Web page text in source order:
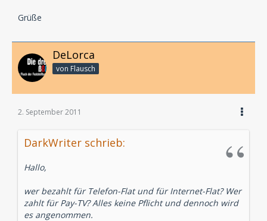
Grüße
DeLorca
von Flausch
2. September 2011
DarkWriter schrieb:
Hallo,
wer bezahlt für Telefon-Flat und für Internet-Flat? Wer
zahlt für Pay-TV? Alles keine Pflicht und dennoch wird
es angenommen.